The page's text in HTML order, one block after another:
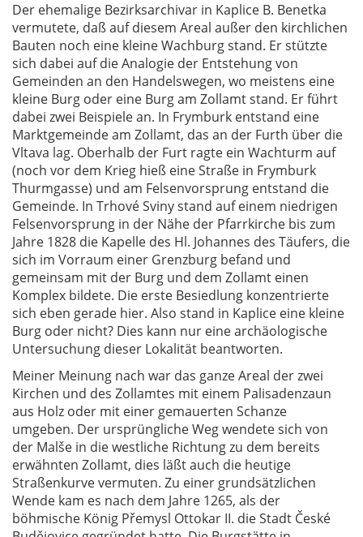
Der ehemalige Bezirksarchivar in Kaplice B. Benetka
vermutete, daß auf diesem Areal außer den kirchlichen
Bauten noch eine kleine Wachburg stand. Er stützte
sich dabei auf die Analogie der Entstehung von
Gemeinden an den Handelswegen, wo meistens eine
kleine Burg oder eine Burg am Zollamt stand. Er führt
dabei zwei Beispiele an. In Frymburk entstand eine
Marktgemeinde am Zollamt, das an der Furth über die
Vltava lag. Oberhalb der Furt ragte ein Wachturm auf
(noch vor dem Krieg hieß eine Straße in Frymburk
Thurmgasse) und am Felsenvorsprung entstand die
Gemeinde. In Trhové Sviny stand auf einem niedrigen
Felsenvorsprung in der Nähe der Pfarrkirche bis zum
Jahre 1828 die Kapelle des Hl. Johannes des Täufers, die
sich im Vorraum einer Grenzburg befand und
gemeinsam mit der Burg und dem Zollamt einen
Komplex bildete. Die erste Besiedlung konzentrierte
sich eben gerade hier. Also stand in Kaplice eine kleine
Burg oder nicht? Dies kann nur eine archäologische
Untersuchung dieser Lokalität beantworten.
Meiner Meinung nach war das ganze Areal der zwei
Kirchen und des Zollamtes mit einem Palisadenzaun
aus Holz oder mit einer gemauerten Schanze
umgeben. Der ursprüngliche Weg wendete sich von
der Malše in die westliche Richtung zu dem bereits
erwähnten Zollamt, dies läßt auch die heutige
Straßenkurve vermuten. Zu einer grundsätzlichen
Wende kam es nach dem Jahre 1265, als der
böhmische König Přemysl Ottokar II. die Stadt České